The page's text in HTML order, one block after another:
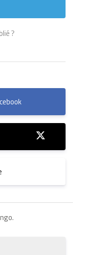
?